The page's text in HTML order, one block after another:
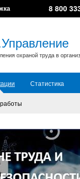
8 800
охраной труда в
Статистика